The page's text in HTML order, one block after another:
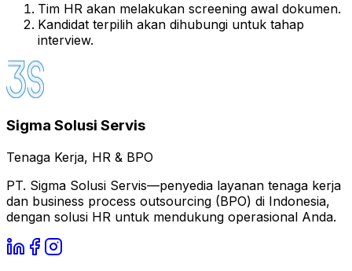
Tim HR akan melakukan screening awal dokumen.
Kandidat terpilih akan dihubungi untuk tahap
interview.
Sigma Solusi Servis
Tenaga Kerja, HR & BPO
PT. Sigma Solusi Servis—penyedia layanan tenaga kerja
dan business process outsourcing (BPO) di Indonesia,
dengan solusi HR untuk mendukung operasional Anda.